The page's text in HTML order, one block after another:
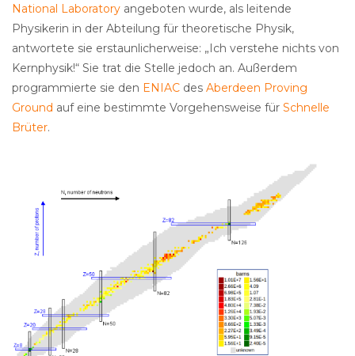
National Laboratory angeboten wurde, als leitende
Physikerin in der Abteilung für theoretische Physik,
antwortete sie erstaunlicherweise: „Ich verstehe nichts von
Kernphysik!“ Sie trat die Stelle jedoch an. Außerdem
programmierte sie den ENIAC des Aberdeen Proving
Ground auf eine bestimmte Vorgehensweise für Schnelle
Brüter.